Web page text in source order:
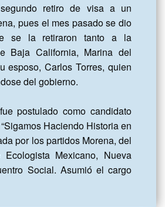
retiro de visa a un
pues el mes pasado se dio
se la retiraron tanto a la
Baja California, Marina del
esposo, Carlos Torres, quien
del gobierno.
postulado como candidato
Haciendo Historia en
por los partidos Morena, del
Ecologista Mexicano, Nueva
Social. Asumió el cargo